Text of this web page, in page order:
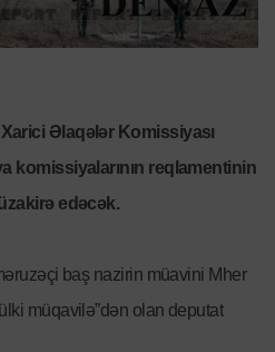
Əlaqələr Komissiyası
komissiyalarının reqlamentinin
edəcək.
baş nazirin müavini Mher
müqavilə”dən olan deputat